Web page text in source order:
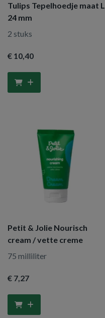
Tulips Tepelhoedje maat L
24 mm
2 stuks
€ 10,40
Petit & Jolie Nourisch
cream / vette creme
75 milliliter
€ 7,27